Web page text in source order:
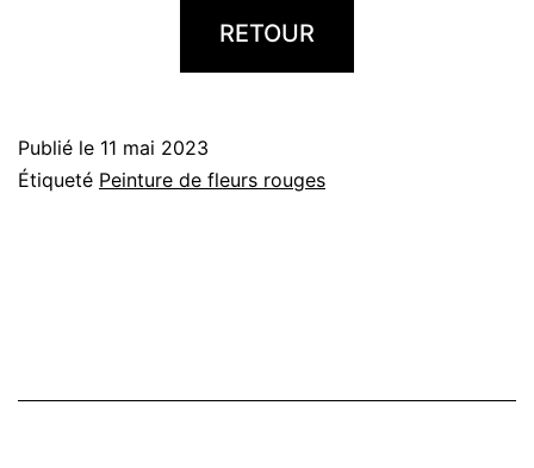
RETOUR
Publié le 11 mai 2023
Étiqueté Peinture de fleurs rouges